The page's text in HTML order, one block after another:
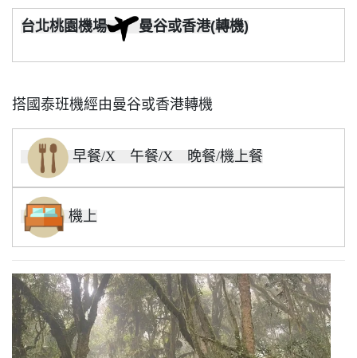
台北桃園機場 曼谷或香港(轉機)
搭國泰班機經由曼谷或香港轉機
早餐/X 午餐/X 晚餐/機上餐
機上